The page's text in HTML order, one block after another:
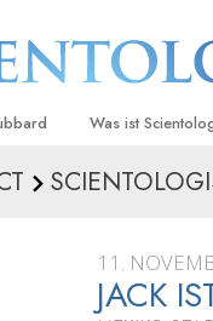
Was ist
Anschauungen
Was
sagen
11.
JACK